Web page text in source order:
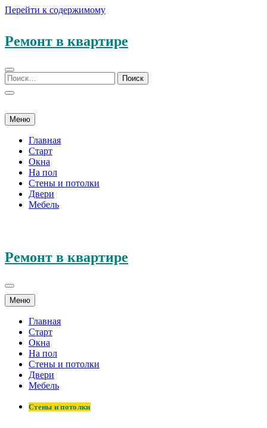
Перейти к содержимому
Ремонт в квартире
Меню
Главная
Старт
Окна
На пол
Стены и потолки
Двери
Мебель
Ремонт в квартире
Меню
Главная
Старт
Окна
На пол
Стены и потолки
Двери
Мебель
Стены и потолки